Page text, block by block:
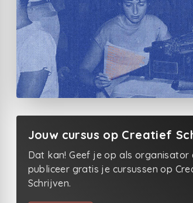
Jouw cursus op Creatief
Dat kan! Geef je op als organisator
publiceer gratis je cursussen op
Schrijven.